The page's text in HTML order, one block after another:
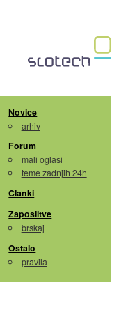
Novice
arhiv
Forum
mali oglasi
teme zadnjih 24h
Članki
Zaposlitve
brskaj
Ostalo
pravila